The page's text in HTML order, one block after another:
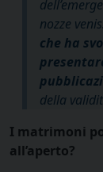
nozze
che ha
della
I matrimoni
all’aperto?